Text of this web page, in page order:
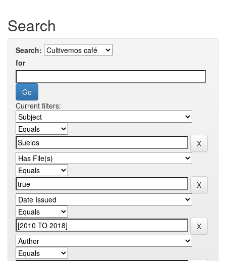
Search
Search:
for
Current filters: